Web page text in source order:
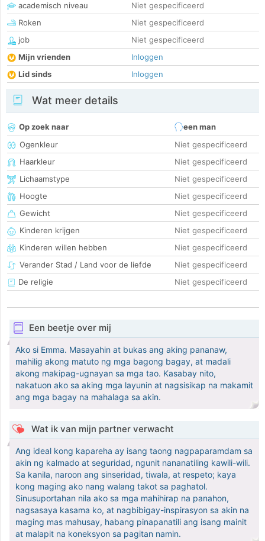
academisch niveau
Niet gespecificeerd
Roken
Niet gespecificeerd
job
Niet gespecificeerd
Mijn vrienden
Inloggen
Lid sinds
Inloggen
Wat meer details
Op zoek naar
een man
Ogenkleur
Niet gespecificeerd
Haarkleur
Niet gespecificeerd
Lichaamstype
Niet gespecificeerd
Hoogte
Niet gespecificeerd
Gewicht
Niet gespecificeerd
Kinderen krijgen
Niet gespecificeerd
Kinderen willen hebben
Niet gespecificeerd
Verander Stad / Land voor de liefde
Niet gespecificeerd
De religie
Niet gespecificeerd
Een beetje over mij
Ako si Emma. Masayahin at bukas ang aking pananaw,
mahilig akong matuto ng mga bagong bagay, at madali
akong makipag-ugnayan sa mga tao. Kasabay nito,
nakatuon ako sa aking mga layunin at nagsisikap na makamit
ang mga bagay na mahalaga sa akin.
Wat ik van mijn partner verwacht
Ang ideal kong kapareha ay isang taong nagpaparamdam sa
akin ng kalmado at seguridad, ngunit nananatiling kawili-wili.
Sa kanila, naroon ang sinseridad, tiwala, at respeto; kaya
kong maging ako nang walang takot sa paghatol.
Sinusuportahan nila ako sa mga mahihirap na panahon,
nagsasaya kasama ko, at nagbibigay-inspirasyon sa akin na
maging mas mahusay, habang pinapanatili ang isang mainit
at malapit na koneksyon sa pagitan namin.